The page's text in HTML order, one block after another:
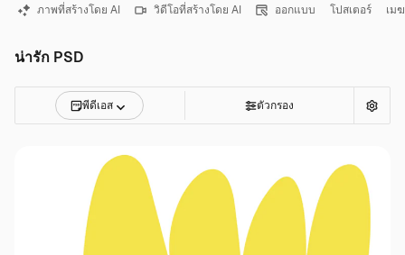
ภาพที่สร้างโดย AI วิดีโอที่สร้างโดย AI ออกแบบ โปสเตอร์ เมฆ
น่ารัก PSD
พีดีเอส ตัวกรอง